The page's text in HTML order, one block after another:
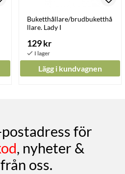
Buketthållare/brudbuketthå
llare. Lady I
129 kr
Lägg i kundvagnen
för
, nyheter &
oss.